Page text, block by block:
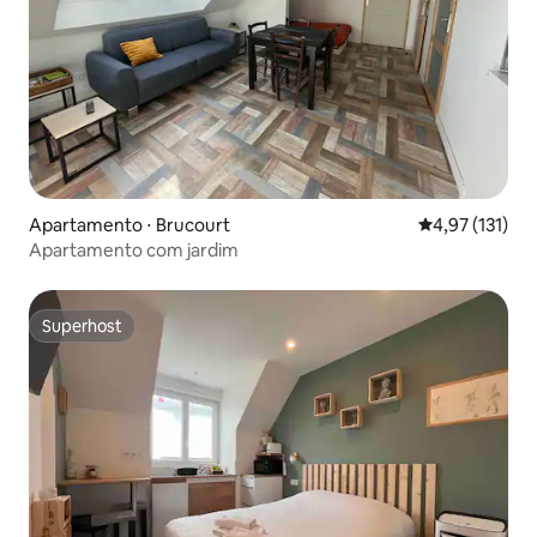
Apartamento ⋅ Brucourt 4,97 de uma
4,97 (131)
Apartamento com jardim
Superhost
Superhost